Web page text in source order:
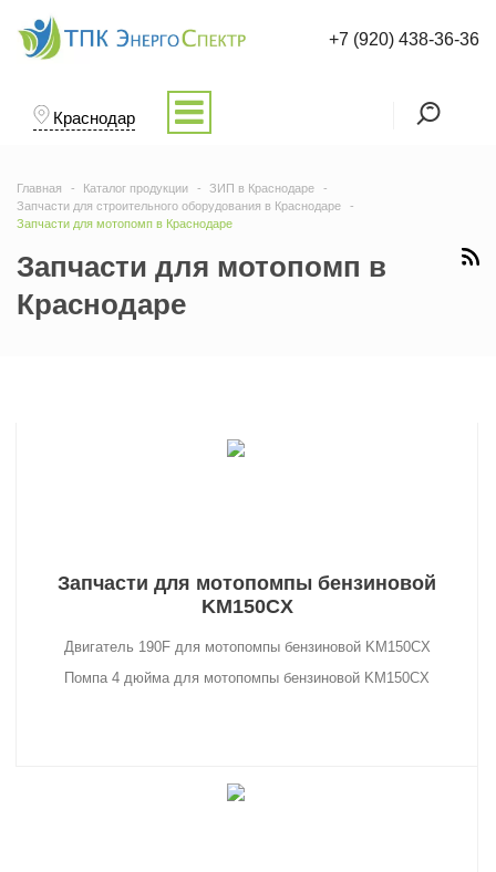
Краснодар
+7 (920) 438-36-36
Главная Каталог продукции
ЗИП в Краснодаре
Запчасти для строительного оборудования в Краснодаре
Запчасти для мотопомп в Краснодаре
Запчасти для мотопомп в
Краснодаре
Запчасти для мотопомпы бензиновой
KM150CX
Двигатель 190F для мотопомпы бензиновой KM150CX
Помпа 4 дюйма для мотопомпы бензиновой KM150CX